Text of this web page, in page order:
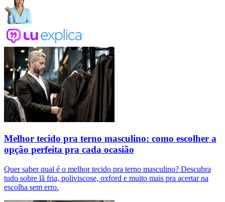
Melhor tecido pra terno masculino: como escolher a
opção perfeita pra cada ocasião
Quer saber qual é o melhor tecido pra terno masculino? Descubra
tudo sobre lã fria, poliviscose, oxford e muito mais pra acertar na
escolha sem erro.